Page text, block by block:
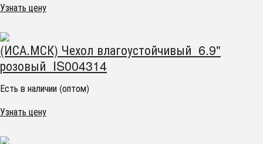
Узнать цену
(ИСА.МСК) Чехол влагоустойчивый 6.9"
розовый IS004314
Есть в наличии (оптом)
Узнать цену